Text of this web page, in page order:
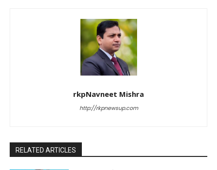
rkpNavneet Mishra
http://rkpnewsup.com
RELATED ARTICLES